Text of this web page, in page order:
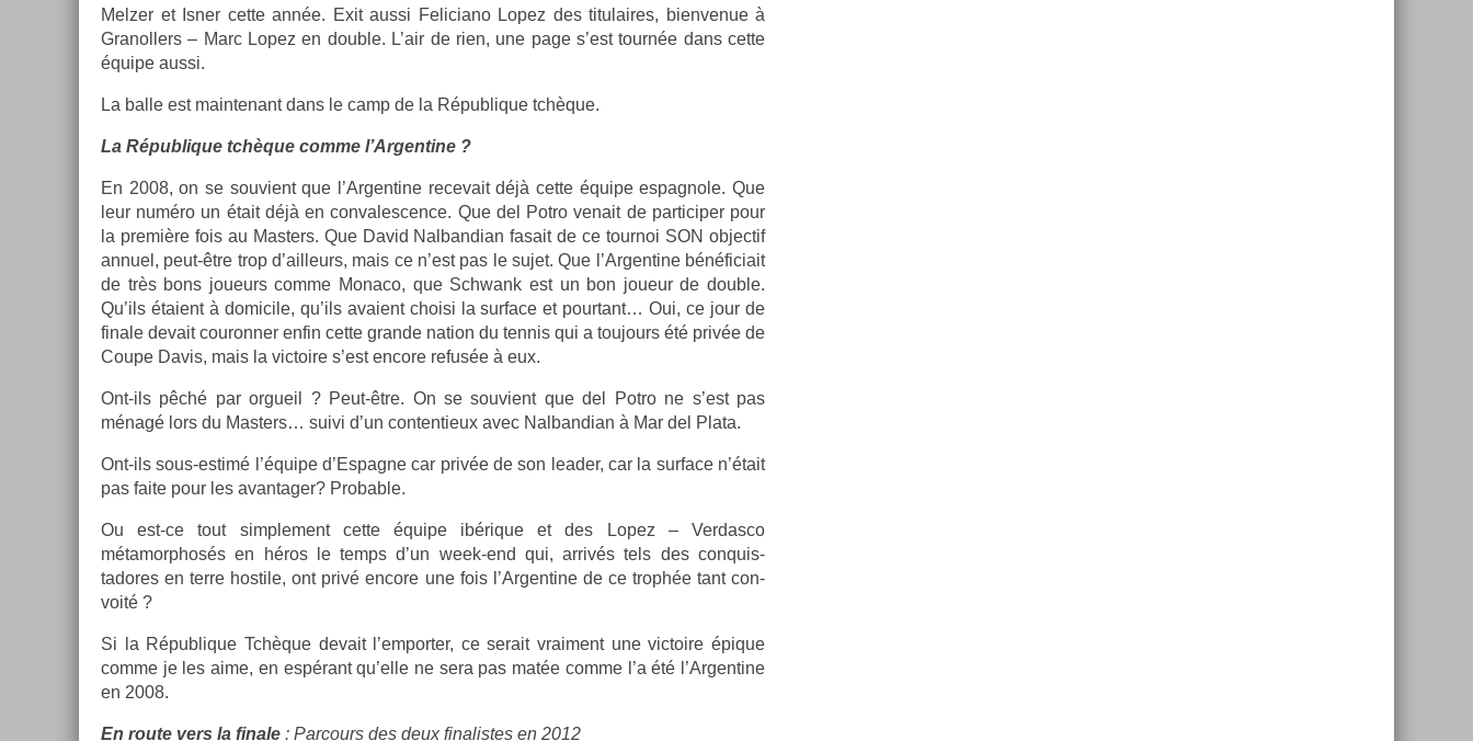
Melz­er et Isner cette année. Exit aussi Feliciano Lopez des titulaires, bi­en­venue à
Granoll­ers – Marc Lopez en doub­le. L’air de rien, une page s’est tournée dans cette
équipe aussi.
La balle est main­tenant dans le camp de la Répub­lique tchèque.
La Répub­lique tchèque comme l’Ar­gentine ?
En 2008, on se souvient que l’Ar­gentine re­cevait déjà cette équipe es­pagnole. Que
leur numéro un était déjà en con­valesc­ence. Que del Potro venait de par­ticip­er pour
la première fois au Mast­ers. Que David Nal­bandian fasait de ce tour­noi SON ob­jec­tif
an­nuel, peut-être trop d’ail­leurs, mais ce n’est pas le sujet. Que l’Ar­gentine bénéficiait
de très bons joueurs comme Monaco, que Schwank est un bon joueur de doub­le.
Qu’ils étaient à domicile, qu’ils avaient choisi la sur­face et pour­tant… Oui, ce jour de
fin­ale de­vait co­uronn­er enfin cette gran­de na­tion du ten­nis qui a toujours été privée de
Coupe Davis, mais la vic­toire s’est en­core refusée à eux.
Ont-ils pêché par or­gueil ? Peut-être. On se souvient que del Potro ne s’est pas
ménagé lors du Mast­ers… suivi d’un con­ten­tieux avec Nal­bandian à Mar del Plata.
Ont-ils sous-estimé l’équipe d’Es­pagne car privée de son lead­er, car la sur­face n’était
pas faite pour les avan­tag­er? Pro­b­able.
Ou est-ce tout simple­ment cette équipe ibérique et des Lopez – Ver­dasco
métamorphosés en héros le temps d’un week-end qui, arrivés tels des con­quis­
tadores en terre hos­tile, ont privé en­core une fois l’Ar­gentine de ce trophée tant con­
voité ?
Si la Répub­lique Tchèque de­vait l’em­port­er, ce serait vrai­ment une vic­toire épique
comme je les aime, en espérant qu’elle ne sera pas matée comme l’a été l’Ar­gentine
en 2008.
En route vers la fin­ale : Par­cours des deux fin­alis­tes en 2012